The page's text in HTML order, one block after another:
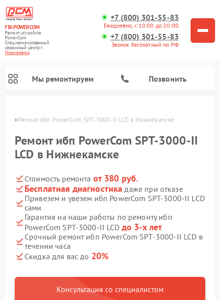
FIX-POWERCOM
Ремонт устройств
PowerCom
Специализированный
cервисный центр г.
Нижнекамск
+7 (800) 301-55-83
Ежедневно, с 10:00 до 20:00
+7 (800) 301-55-83
Звонок бесплатный по РФ
Мы ремонтируем Позвонить
Ремонт ибп PowerCom SPT-3000-II LCD в Нижнекамске
Ремонт ибп PowerCom SPT-3000-II
LCD в Нижнекамске
Стоимость ремонта от 380 руб.
Бесплатная диагностика даже при отказе
Привезем и увезем ибп PowerCom SPT-3000-II LCD
сами
Гарантия на наши работы по ремонту ибп
PowerCom SPT-3000-II LCD до 3-х лет
Срочный ремонт ибп PowerCom SPT-3000-II LCD в
течении часа
Скидка для вас до 20%
Консультация со специалистом